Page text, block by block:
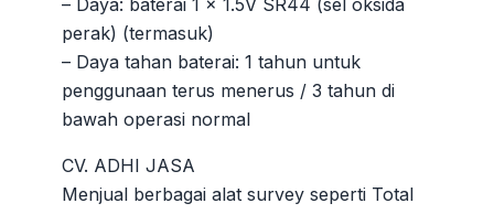
perak) (termasuk)
– Daya tahan baterai: 1 tahun untuk
penggunaan terus menerus / 3 tahun di
bawah operasi normal
CV. ADHI JASA
Menjual berbagai alat survey seperti Total